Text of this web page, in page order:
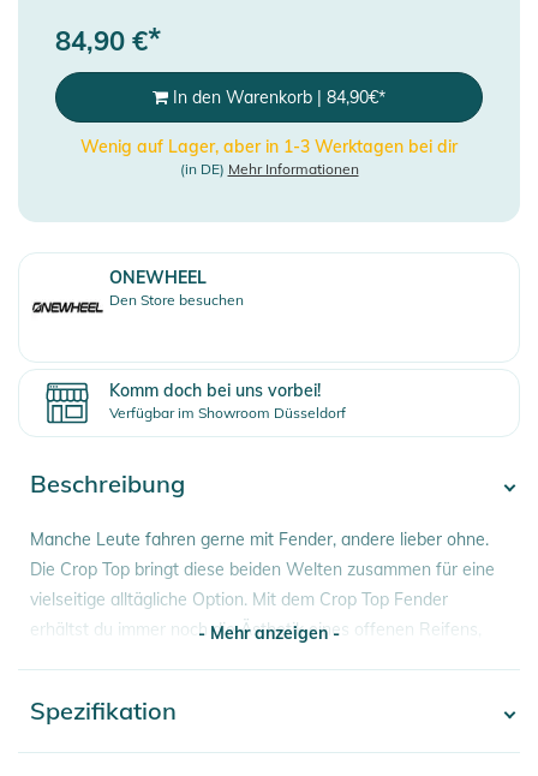
84,90 €*
In den Warenkorb | 84,90€*
Wenig auf Lager, aber in 1-3 Werktagen bei dir
(in DE) Mehr Informationen
ONEWHEEL
Den Store besuchen
Komm doch bei uns vorbei!
Verfügbar im Showroom Düsseldorf
Beschreibung
Manche Leute fahren gerne mit Fender, andere lieber ohne.
Die Crop Top bringt diese beiden Welten zusammen für eine
vielseitige alltägliche Option. Mit dem Crop Top Fender
erhältst du immer noch die Ästhetik eines offenen Reifens,
Top Fender ist in einer Vielzahl von Farben erhältlich und lässt
dein Board wie eine Million Dollar aussehen.
- Mehr anzeigen -
Spezifikation